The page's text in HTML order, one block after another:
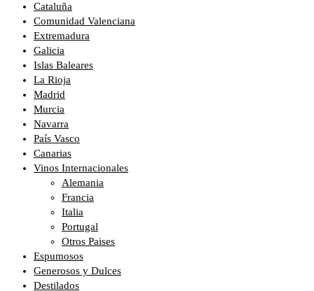
Cataluña
Comunidad Valenciana
Extremadura
Galicia
Islas Baleares
La Rioja
Madrid
Murcia
Navarra
País Vasco
Canarias
Vinos Internacionales
Alemania
Francia
Italia
Portugal
Otros Paises
Espumosos
Generosos y Dulces
Destilados